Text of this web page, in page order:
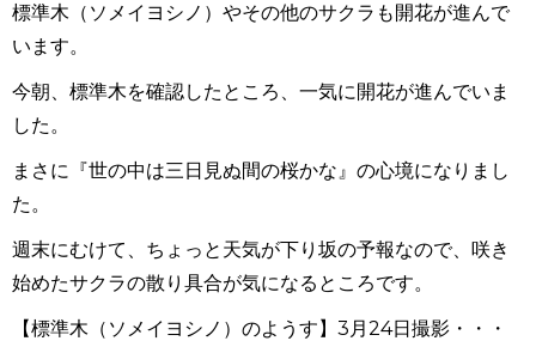
標準木（ソメイヨシノ）やその他のサクラも開花が進んで
います。
今朝、標準木を確認したところ、一気に開花が進んでいま
した。
まさに『世の中は三日見ぬ間の桜かな』の心境になりまし
た。
週末にむけて、ちょっと天気が下り坂の予報なので、咲き
始めたサクラの散り具合が気になるところです。
【標準木（ソメイヨシノ）のようす】3月24日撮影・・・